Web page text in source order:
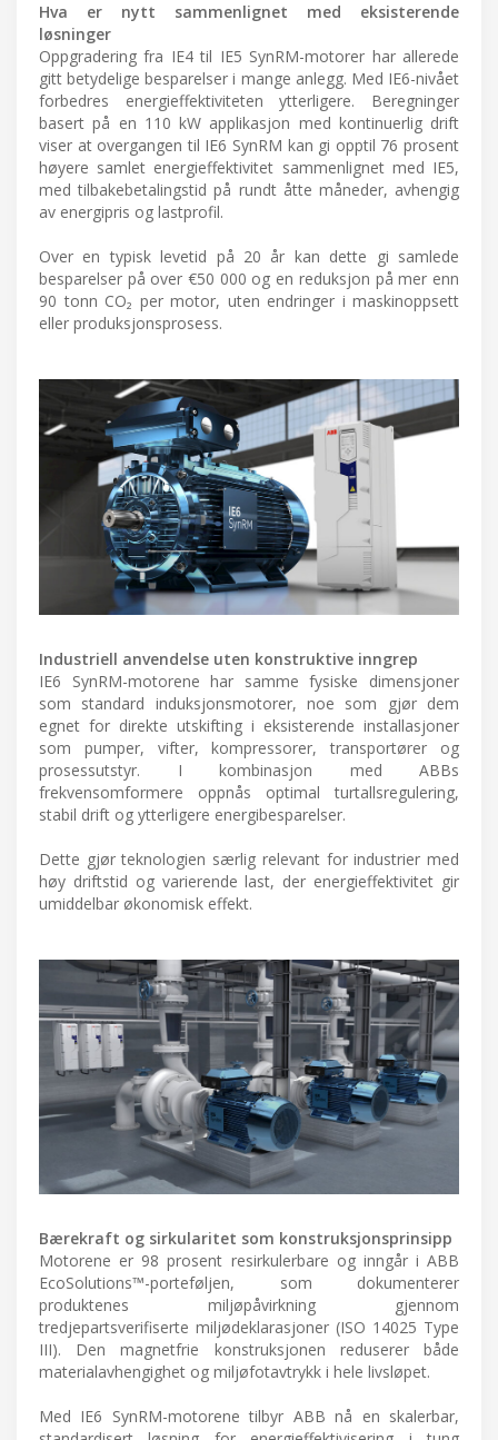
Hva er nytt sammenlignet med eksisterende
løsninger
Oppgradering fra IE4 til IE5 SynRM-motorer har allerede
gitt betydelige besparelser i mange anlegg. Med IE6-nivået
forbedres energieffektiviteten ytterligere. Beregninger
basert på en 110 kW applikasjon med kontinuerlig drift
viser at overgangen til IE6 SynRM kan gi opptil 76 prosent
høyere samlet energieffektivitet sammenlignet med IE5,
med tilbakebetalingstid på rundt åtte måneder, avhengig
av energipris og lastprofil.
Over en typisk levetid på 20 år kan dette gi samlede
besparelser på over €50 000 og en reduksjon på mer enn
90 tonn CO₂ per motor, uten endringer i maskinoppsett
eller produksjonsprosess.
Industriell anvendelse uten konstruktive inngrep
IE6 SynRM-motorene har samme fysiske dimensjoner
som standard induksjonsmotorer, noe som gjør dem
egnet for direkte utskifting i eksisterende installasjoner
som pumper, vifter, kompressorer, transportører og
prosessutstyr. I kombinasjon med ABBs
frekvensomformere oppnås optimal turtallsregulering,
stabil drift og ytterligere energibesparelser.
Dette gjør teknologien særlig relevant for industrier med
høy driftstid og varierende last, der energieffektivitet gir
umiddelbar økonomisk effekt.
Bærekraft og sirkularitet som konstruksjonsprinsipp
Motorene er 98 prosent resirkulerbare og inngår i ABB
EcoSolutions™-porteføljen, som dokumenterer
produktenes miljøpåvirkning gjennom
tredjepartsverifiserte miljødeklarasjoner (ISO 14025 Type
III). Den magnetfrie konstruksjonen reduserer både
materialavhengighet og miljøfotavtrykk i hele livsløpet.
Med IE6 SynRM-motorene tilbyr ABB nå en skalerbar,